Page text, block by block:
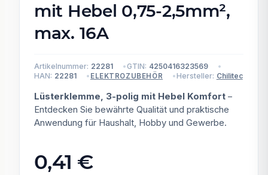
mit Hebel 0,75-2,5mm²,
max. 16A
Artikelnummer: 22281 GTIN: 4250416323569
HAN: 22281 ELEKTROZUBEHÖR Hersteller: Chilitec
Lüsterklemme, 3-polig mit Hebel Komfort –
Entdecken Sie bewährte Qualität und praktische
Anwendung für Haushalt, Hobby und Gewerbe.
0,41 €